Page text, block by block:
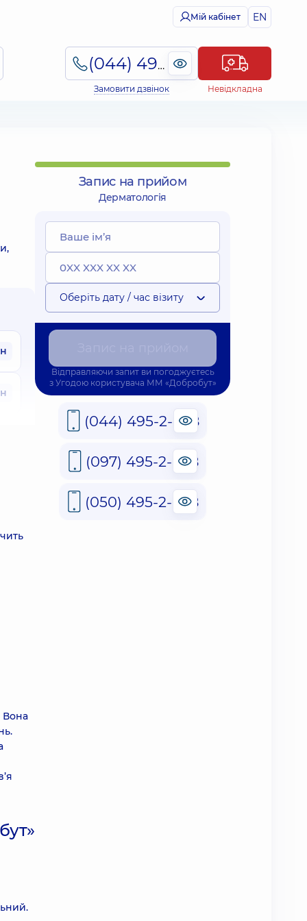
Мій кабінет EN
(044) 495-2-888
Замовити дзвінок Невідкладна
Вона
Запис на прийом
Дерматологія
Оберіть дату / час візиту
Відправляючи запит ви погоджуєтесь
з Угодою користувача ММ «Добробут»
(044) 495-2-888
(097) 495-2-888
(050) 495-2-888